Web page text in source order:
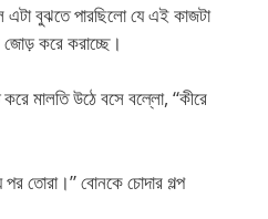
বুঝতে পারছিলো যে এই কাজটা
করে করাচ্ছে।
মালতি উঠে বসে বল্লো, “কীরে
তোরা।” বোনকে চোদার গল্প